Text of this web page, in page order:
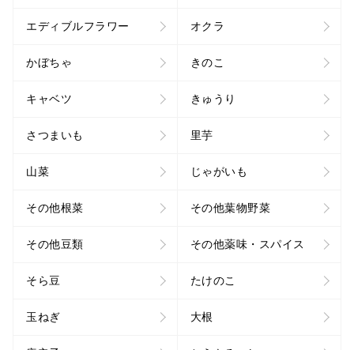
エディブルフラワー オクラ
かぼちゃ きのこ
キャベツ きゅうり
さつまいも 里芋
山菜 じゃがいも
その他根菜 その他葉物野菜
その他豆類 その他薬味・スパイス
そら豆 たけのこ
玉ねぎ 大根